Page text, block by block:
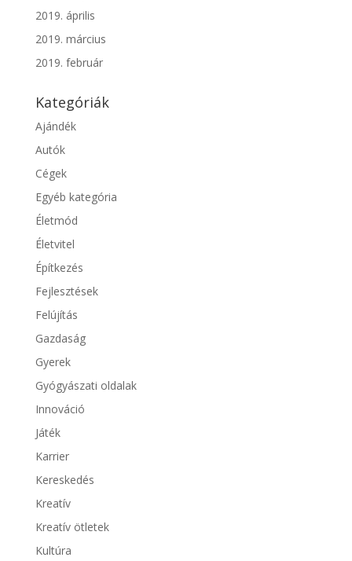
2019. április
2019. március
2019. február
Kategóriák
Ajándék
Autók
Cégek
Egyéb kategória
Életmód
Életvitel
Építkezés
Fejlesztések
Felújítás
Gazdaság
Gyerek
Gyógyászati oldalak
Innováció
Játék
Karrier
Kereskedés
Kreatív
Kreatív ötletek
Kultúra